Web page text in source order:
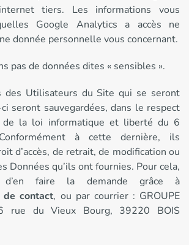
tiers. Les informations vous
Google Analytics a accès ne
donnée personnelle vous concernant.
pas de données dites « sensibles ».
des Utilisateurs du Site qui se seront
seront sauvegardées, dans le respect
de la loi informatique et liberté du 6
à cette dernière, ils
d’accès, de retrait, de modification ou
Données qu’ils ont fournies. Pour cela,
faire la demande grâce à
de contact, ou par courrier : GROUPE
rue du Vieux Bourg, 39220 BOIS